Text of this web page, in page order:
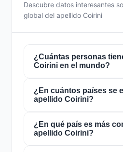
Descubre datos interesantes
global del apellido Coirini
¿Cuántas personas
Coirini en el mundo?
Actualmente hay
personascon el apellido
mundo. Esto significa que
de cada39,215,686
lleva este apellido. Se
países, lo que refleja su
¿En cuántos países se
apellido Coirini?
El apellidoCoiriniestá
de todo el mundo. Esto lo
apellido de alcancelocal.
¿En qué país es más
apellido Coirini?